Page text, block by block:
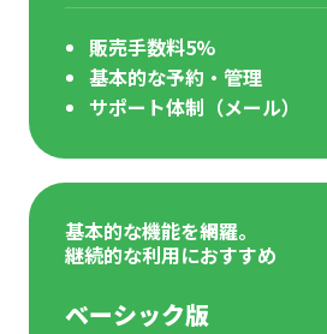
販売手数料5%
基本的な予約・管理
サポート体制（メール）
基本的な機能を網羅。
継続的な利用におすすめ
ベーシック版